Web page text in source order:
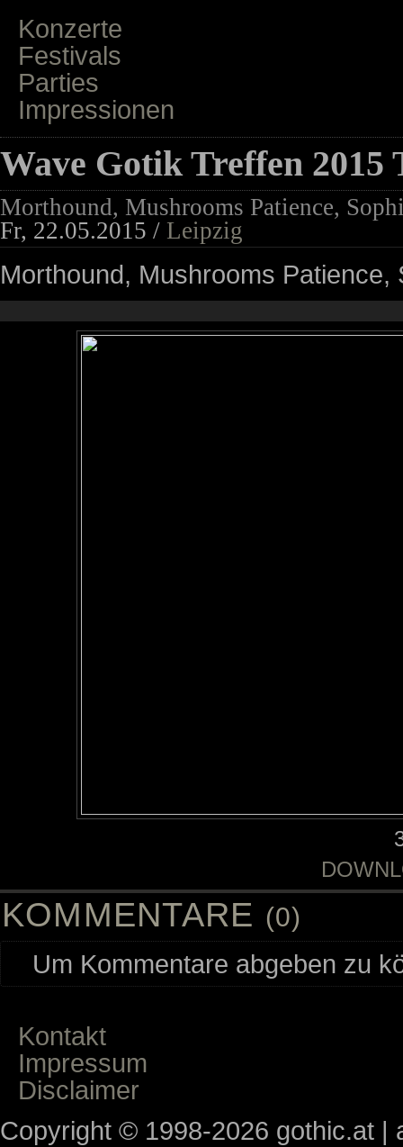
Konzerte
Festivals
Parties
Impressionen
Wave Gotik Treffen 2015
Morthound, Mushrooms Patience,
Fr, 22.05.2015 / Leipzig
Morthound, Mushrooms
KOMMENTARE (0)
Um Kommentare abgeben zu
Kontakt
Impressum
Disclaimer
Copyright © 1998-2026 gothic.at |